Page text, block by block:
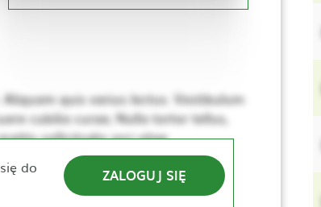
quis varius lectus. Vestibulum
cubilia curae; Nulla tortor tellus,
sollicitudin orci vitae
elementum, ante sed tincidunt
Donec dapibus mauris vitae sem
dui lacus ultricies tellus, ac viverra
do
ZALOGUJ SIĘ